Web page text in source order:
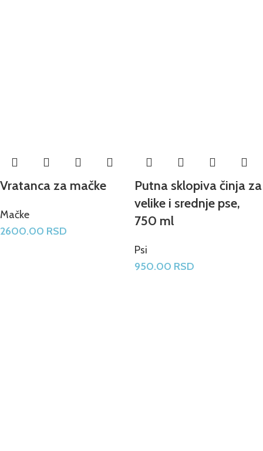
Vratanca za mačke
Mačke
2600.00 RSD
Putna sklopiva činja za
velike i srednje pse,
750 ml
Psi
950.00 RSD